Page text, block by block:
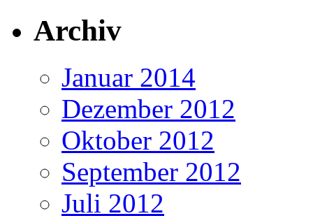
Archiv
Januar 2014
Dezember 2012
Oktober 2012
September 2012
Juli 2012